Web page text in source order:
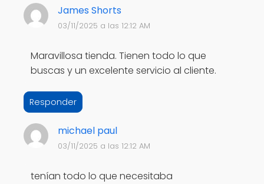
James Shorts
03/11/2025 a las 12:12 AM
Maravillosa tienda. Tienen todo lo que
buscas y un excelente servicio al cliente.
Responder
michael paul
03/11/2025 a las 12:12 AM
tenían todo lo que necesitaba